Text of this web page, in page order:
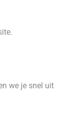
we je snel uit